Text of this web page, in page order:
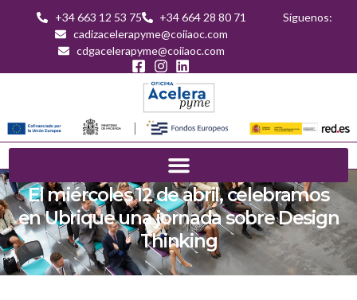
+34 663 12 53 75
+34 664 28 80 71
cadizacelerapyme@coiiaoc.com
cdgacelerapyme@coiiaoc.com
Síguenos:
El miércoles 12 de abril, celebramos
en Ubrique una jornada sobre Design
Thinking